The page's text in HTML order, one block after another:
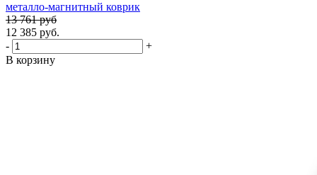
металло-магнитный коврик
13 761 руб
12 385 руб.
-
+
В корзину